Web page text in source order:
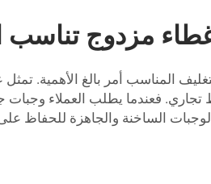
مزدوج تناسب
المناسب أمر بالغ الأهمية.
فعندما يطلب العملاء وجبات
الساخنة والجاهزة للحفاظ